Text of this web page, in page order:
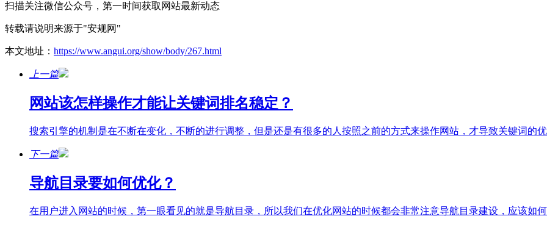
扫描关注微信公众号，第一时间获取网站最新动态
转载请说明来源于"安规网"
本文地址： https://www.angui.org/show/body/267.html
上一篇
网站该怎样操作才能让关键词排名稳定？
搜索引擎的机制是在不断在变化，不断的进行调整，但是还是有很多的人按照之前的方式来操作网站，才导致关键词的
下一篇
导航目录要如何优化？
在用户进入网站的时候，第一眼看见的就是导航目录，所以我们在优化网站的时候都会非常注意导航目录建设，应该如